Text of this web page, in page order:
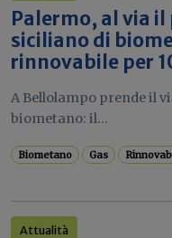
Palermo, al via
siciliano di
rinnovabile per
A Bellolampo prende il
biometano: il...
Biometano Gas
Attualità